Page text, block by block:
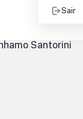
Sair